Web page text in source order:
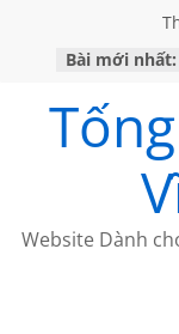
Bài mới nhất:
Website Dành